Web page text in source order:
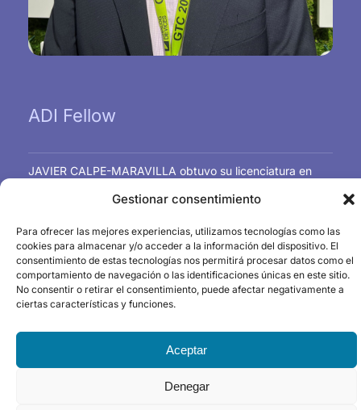
Gestionar consentimiento
Para ofrecer las mejores experiencias, utilizamos tecnologías como las
cookies para almacenar y/o acceder a la información del dispositivo. El
consentimiento de estas tecnologías nos permitirá procesar datos como el
comportamiento de navegación o las identificaciones únicas en este sitio.
No consentir o retirar el consentimiento, puede afectar negativamente a
ciertas características y funciones.
Aceptar
Denegar
ADI Fellow
JAVIER CALPE-MARAVILLA obtuvo su licenciatura en
de Valencia. Es miembro y director nacional para España
de Analog Devices, Inc. Es titular de 32 patentes
concedidas y ha sido coautor de casi 300 artículos en
revistas científicas y congresos.
Sus actividades de investigación abarcan la ingeniería
biomédica, la imagen por tiempo de vuelo y la imagen
hiperespectral, el procesamiento de señales digitales y
sus aplicaciones industriales.